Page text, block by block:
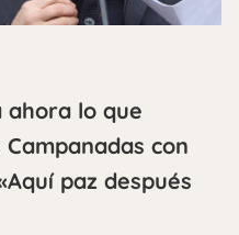
ahora lo que
con
paz después